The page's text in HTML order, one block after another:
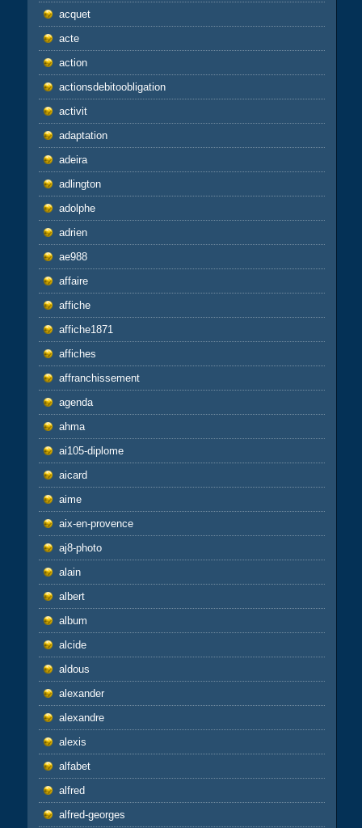
acquet
acte
action
actionsdebitoobligation
activit
adaptation
adeira
adlington
adolphe
adrien
ae988
affaire
affiche
affiche1871
affiches
affranchissement
agenda
ahma
ai105-diplome
aicard
aime
aix-en-provence
aj8-photo
alain
albert
album
alcide
aldous
alexander
alexandre
alexis
alfabet
alfred
alfred-georges